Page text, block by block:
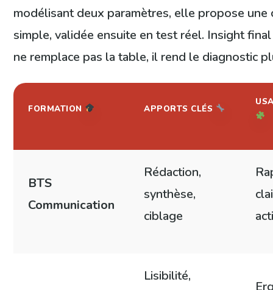
modélisant deux paramètres, elle propose une
simple, validée ensuite en test réel. Insight
ne remplace pas la table, il rend le diagnostic
FORMATION APPORTS CLÉS
BTS
Communication
Rédaction,
synthèse,
ciblage
Lisibilité,